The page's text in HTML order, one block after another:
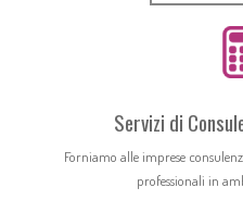
Servizi di
Forniamo alle imprese
professionali in